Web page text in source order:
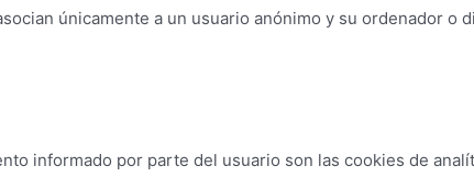
únicamente a un usuario anónimo y su ordenador o
informado por parte del usuario son las cookies de